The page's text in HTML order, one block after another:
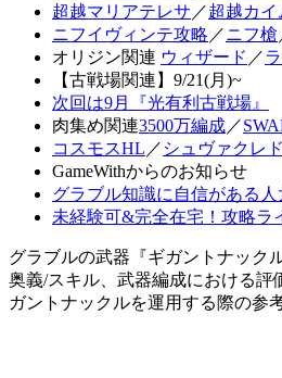
超越マリアテレサ ／超越カイ
ニフイヴィンテ攻略 ／ニフ槍
オリジン関連 ウィザード ／
【古戦場関連】9/21(月)~
次回は9月『光有利古戦場』
肉集め関連3500万編成／
コスモスHL ／ シュヴァクレド
GameWithからのお知らせ
グラブル知識に自信がある人
未経験可&完全在宅！攻略ラ
グラブルの武器『ギガントナック
奥義/スキル、武器編成における評
ガントナックルを運用する際の参